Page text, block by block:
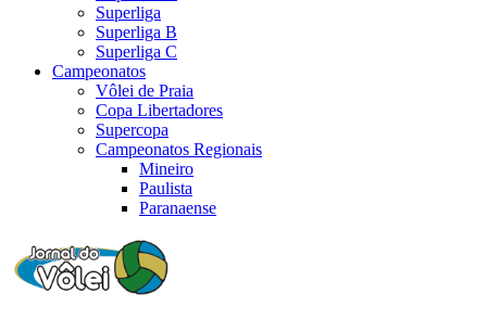
Superliga
Superliga B
Superliga C
Campeonatos
Vôlei de Praia
Copa Libertadores
Supercopa
Campeonatos Regionais
Mineiro
Paulista
Paranaense